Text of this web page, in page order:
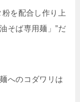
を配合し作り上
そば専用麺」”だ
へのコダワリは